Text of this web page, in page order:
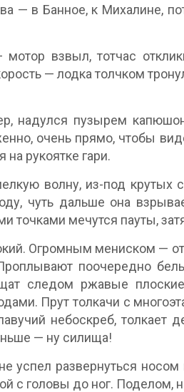
— в Банное, к Михалине,
мотор взвыл, тотчас
— лодка толчком
надулся пузырем
очень прямо, чтобы
на рукоятке гари.
волну, из-под крутых
чуть дальше она
точками мечутся пауты,
Огромным мениском —
поочередно
следом ржавые
Прут толкачи с
небоскреб,
— ну силища!
успел развернуться
с головы до ног. Поделом,